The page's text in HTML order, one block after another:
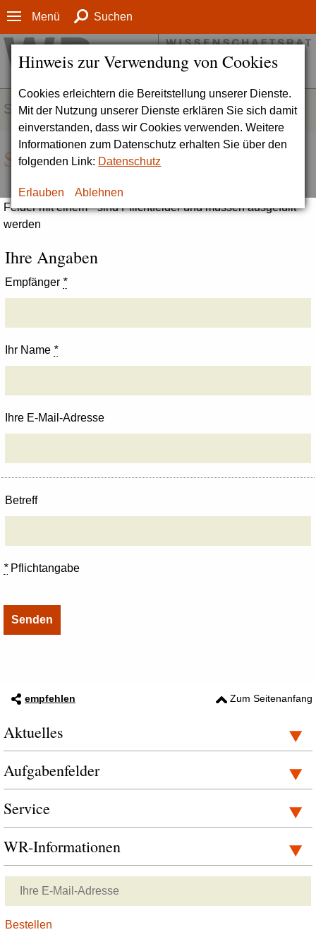
Hinweis zur Verwendung von Cookies
Cookies erleichtern die Bereitstellung unserer Dienste.
Mit der Nutzung unserer Dienste erklären Sie sich damit
einverstanden, dass wir Cookies verwenden. Weitere
Informationen zum Datenschutz erhalten Sie über den
folgenden Link: Datenschutz
Erlauben Ablehnen
Menü Suchen
SERVICE
Seite empfehlen
Felder mit einem * sind Pflichtfelder und müssen ausgefüllt
werden
Ihre Angaben
Empfänger *
Ihr Name *
Ihre E-Mail-Adresse
Betreff
*Pflichtangabe
empfehlen Zum Seitenanfang
Aktuelles
Aufgabenfelder
Service
WR-Informationen